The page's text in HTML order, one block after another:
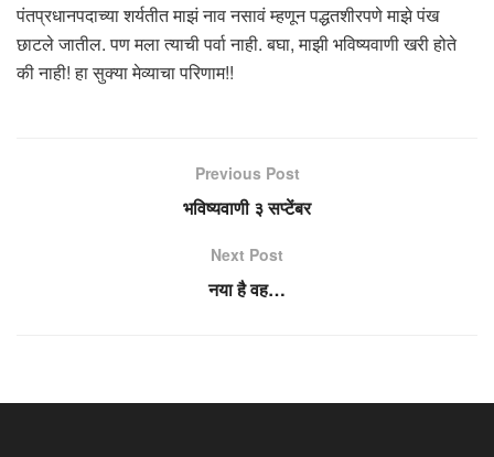
पंतप्रधानपदाच्या शर्यतीत माझं नाव नसावं म्हणून पद्धतशीरपणे माझे पंख
छाटले जातील. पण मला त्याची पर्वा नाही. बघा, माझी भविष्यवाणी खरी होते
की नाही! हा सुक्या मेव्याचा परिणाम!!
Previous Post
भविष्यवाणी ३ सप्टेंबर
Next Post
नया है वह…